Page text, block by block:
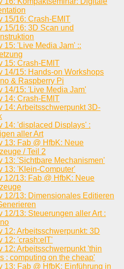
15/16: Crash-EMIT
15/16: 3D Scan und
15: 'Live Media Jam' ::
15: Crash-EMIT
14/15: Hands-on Workshops
& Raspberry Pi
14/15: 'Live Media Jam'
14: Crash-EMIT
14: Arbeitsschwerpunkt 3D-
14: 'displaced Displays' :
aller Art
13: Fab @ HfbK: Neue
/ Teil 2
13: 'Sichtbare Mechanismen'
13: 'Klein-Computer'
12/13: Fab @ HfbK: Neue
12/13: Dimensionales Editieren
12/13: Steuerungen aller Art :
12: Arbeitsschwerpunkt: 3D
12: 'crash:eIT'
12: Arbeitsschwerpunkt 'thin
: computing on the cheap'
13: Fab @ HfbK: Einführung in